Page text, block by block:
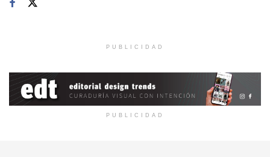
PUBLICIDAD
PUBLICIDAD